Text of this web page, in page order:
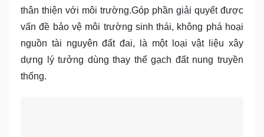
thân thiện với môi trường.Góp phần giải quyết được
vấn đề bảo vệ môi trường sinh thái, không phá hoại
nguồn tài nguyên đất đai, là một loại vật liệu xây
dựng lý tưởng dùng thay thế gạch đất nung truyền
thống.